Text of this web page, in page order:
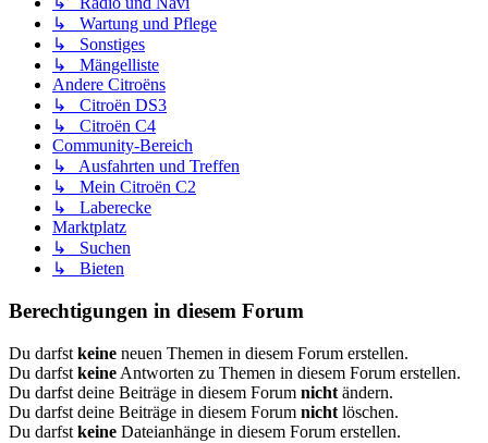
↳ Wartung und Pflege
↳ Sonstiges
↳ Mängelliste
Andere Citroëns
↳ Citroën DS3
↳ Citroën C4
Community-Bereich
↳ Ausfahrten und Treffen
↳ Mein Citroën C2
↳ Laberecke
Marktplatz
↳ Suchen
↳ Bieten
Berechtigungen in diesem Forum
Du darfst keine neuen Themen in diesem Forum erstellen.
Du darfst keine Antworten zu Themen in diesem Forum erstellen.
Du darfst deine Beiträge in diesem Forum nicht ändern.
Du darfst deine Beiträge in diesem Forum nicht löschen.
Du darfst keine Dateianhänge in diesem Forum erstellen.